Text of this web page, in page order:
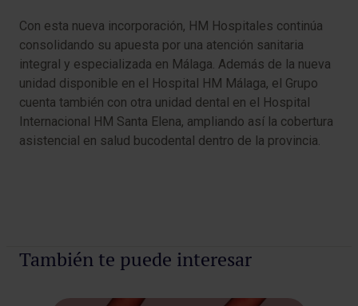
Con esta nueva incorporación, HM Hospitales continúa
consolidando su apuesta por una atención sanitaria
integral y especializada en Málaga. Además de la nueva
unidad disponible en el Hospital HM Málaga, el Grupo
cuenta también con otra unidad dental en el Hospital
Internacional HM Santa Elena, ampliando así la cobertura
asistencial en salud bucodental dentro de la provincia.
También te puede interesar